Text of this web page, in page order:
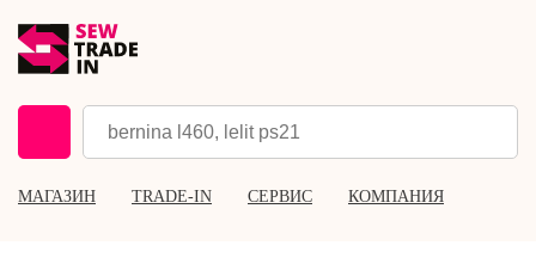
МАГАЗИН TRADE-IN СЕРВИС КОМПАНИЯ